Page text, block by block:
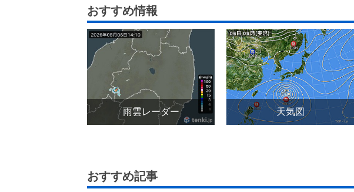
おすすめ情報
雨雲レーダー 天気図
おすすめ記事